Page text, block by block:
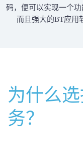
码，便可以实现一个
而且强大的BT应用
为什么
务？